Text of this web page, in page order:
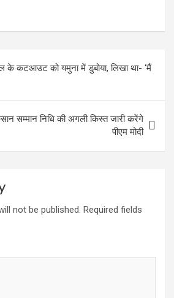
t
के कटआउट को यमुना में डुबोया, लिखा था- ‘मैं
सम्मान निधि की अगली किस्त जारी करेंगे
पीएम मोदी
not be published. Required fields